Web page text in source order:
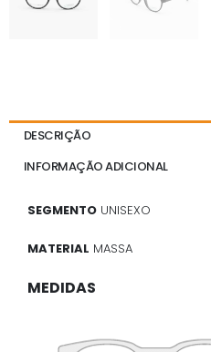
DESCRIÇÃO
INFORMAÇÃO ADICIONAL
SEGMENTO UNISEXO
MATERIAL MASSA
MEDIDAS